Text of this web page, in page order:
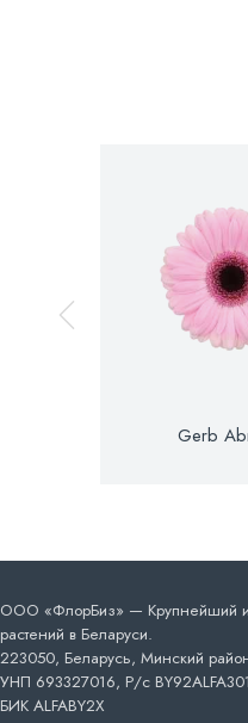
Gerb
ООО «ФлорБиз» — Крупнейший
растений в Беларуси.
223050, Беларусь, Минский
УНП 693327016, Р/с
БИК ALFABY2X